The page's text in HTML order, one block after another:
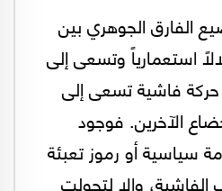
الفارق الجوهري بين
استعمارياً وتسعى إلى
حركة فاشية تسعى إلى
الآخرين. فوجود
سياسية أو رموز تعبئة
الفاشية، وإلا لتحولت